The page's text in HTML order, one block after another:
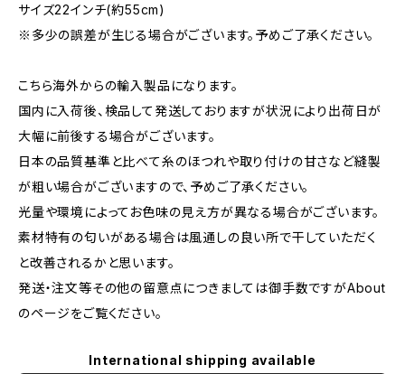
サイズ22インチ(約55cm)
※多少の誤差が生じる場合がございます。予めご了承ください。
こちら海外からの輸入製品になります。
国内に入荷後、検品して発送しておりますが状況により出荷日が
大幅に前後する場合がございます。
日本の品質基準と比べて糸のほつれや取り付けの甘さなど縫製
が粗い場合がございますので、予めご了承ください。
光量や環境によってお色味の見え方が異なる場合がございます。
素材特有の匂いがある場合は風通しの良い所で干していただく
と改善されるかと思います。
発送・注文等その他の留意点につきましては御手数ですがAbout
のページをご覧ください。
International shipping available